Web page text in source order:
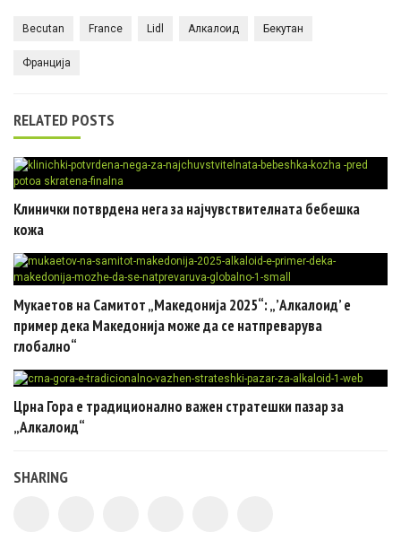
Becutan France Lidl Алкалоид Бекутан
Франција
RELATED POSTS
Клинички потврдена нега за најчувствителната бебешка
кожа
Мукаетов на Самитот „Македонија 2025“: „’Алкалоид’ е
пример дека Македонија може да се натпреварува
глобално“
Црна Гора e традиционално важен стратешки пазар за
„Алкалоид“
SHARING